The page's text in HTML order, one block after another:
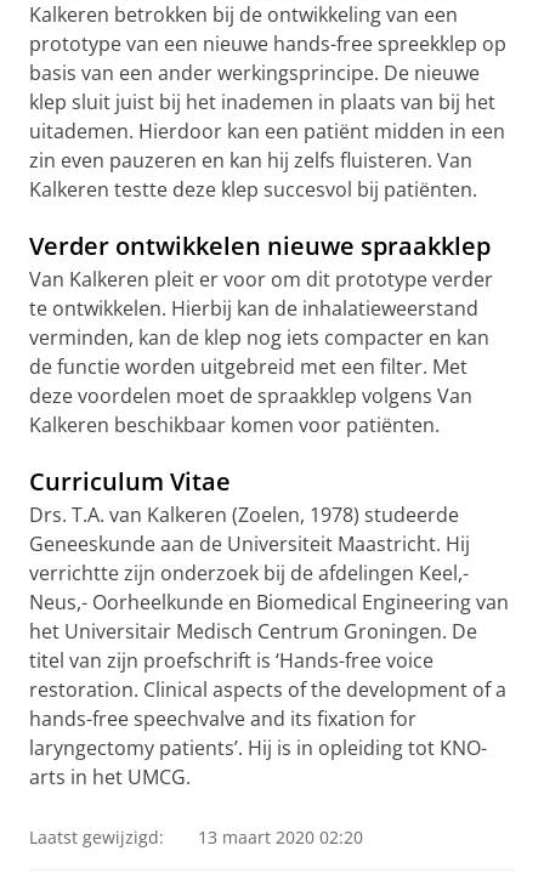
Kalkeren betrokken bij de ontwikkeling van een
prototype van een nieuwe hands-free spreekklep op
basis van een ander werkingsprincipe. De nieuwe
klep sluit juist bij het inademen in plaats van bij het
uitademen. Hierdoor kan een patiënt midden in een
zin even pauzeren en kan hij zelfs fluisteren. Van
Kalkeren testte deze klep succesvol bij patiënten.
Verder ontwikkelen nieuwe spraakklep
Van Kalkeren pleit er voor om dit prototype verder
te ontwikkelen. Hierbij kan de inhalatieweerstand
verminden, kan de klep nog iets compacter en kan
de functie worden uitgebreid met een filter. Met
deze voordelen moet de spraakklep volgens Van
Kalkeren beschikbaar komen voor patiënten.
Curriculum Vitae
Drs. T.A. van Kalkeren (Zoelen, 1978) studeerde
Geneeskunde aan de Universiteit Maastricht. Hij
verrichtte zijn onderzoek bij de afdelingen Keel,-
Neus,- Oorheelkunde en Biomedical Engineering van
het Universitair Medisch Centrum Groningen. De
titel van zijn proefschrift is ‘Hands-free voice
restoration. Clinical aspects of the development of a
hands-free speechvalve and its fixation for
laryngectomy patients’. Hij is in opleiding tot KNO-
arts in het UMCG.
Laatst gewijzigd: 13 maart 2020 02:20